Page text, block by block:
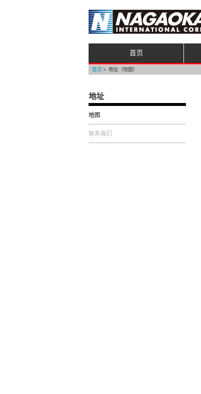
首页
首页 地址（地图）
地址
地图
联系我们